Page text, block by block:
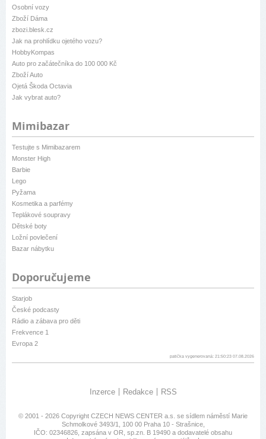
Osobní vozy
Zboží Dáma
zbozi.blesk.cz
Jak na prohlídku ojetého vozu?
HobbyKompas
Auto pro začátečníka do 100 000 Kč
Zboží Auto
Ojetá Škoda Octavia
Jak vybrat auto?
Mimibazar
Testujte s Mimibazarem
Monster High
Barbie
Lego
Pyžama
Kosmetika a parfémy
Teplákové soupravy
Dětské boty
Ložní povlečení
Bazar nábytku
Doporučujeme
Starjob
České podcasty
Rádio a zábava pro děti
Frekvence 1
Evropa 2
patička vygenerovaná: 21:50:23 07.08.2026
Inzerce Redakce RSS
© 2001 - 2026 Copyright CZECH NEWS CENTER a.s. se sídlem náměstí Marie
Schmolkové 3493/1, 100 00 Praha 10 - Strašnice,
IČO: 02346826, zapsána v OR, sp.zn. B 19490 a dodavatelé obsahu